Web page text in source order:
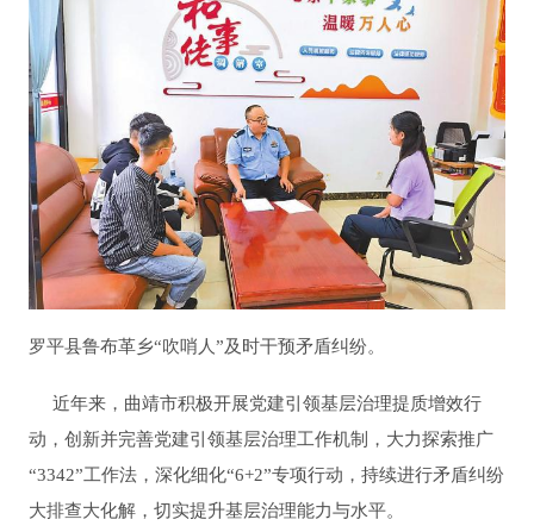
罗平县鲁布革乡“吹哨人”及时干预矛盾纠纷。
近年来，曲靖市积极开展党建引领基层治理提质增效行
动，创新并完善党建引领基层治理工作机制，大力探索推广
“3342”工作法，深化细化“6+2”专项行动，持续进行矛盾纠纷
大排查大化解，切实提升基层治理能力与水平。